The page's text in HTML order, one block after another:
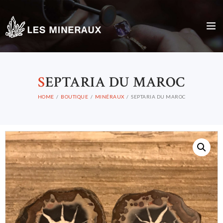
SEPTARIA DU MAROC
HOME BOUTIQUE MINÉRAUX SEPTARIA DU MAROC